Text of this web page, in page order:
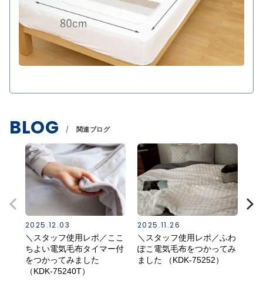
BLOG 関連ブログ
2025.12.03
＼スタッフ使用レポ／ここ
ちよい電気毛布タイマー付
をつかってみました
（KDK-75240T）
2025.11.26
＼スタッフ使用レポ／ふわ
ぽこ電気毛布をつかってみ
ました （KDK-75252）